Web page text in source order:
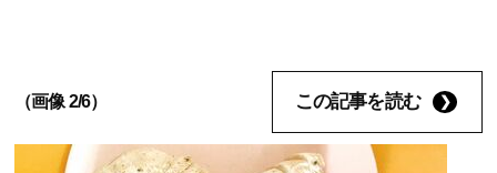
（画像 2/6） この記事を読む